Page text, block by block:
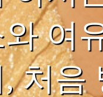
여
처음